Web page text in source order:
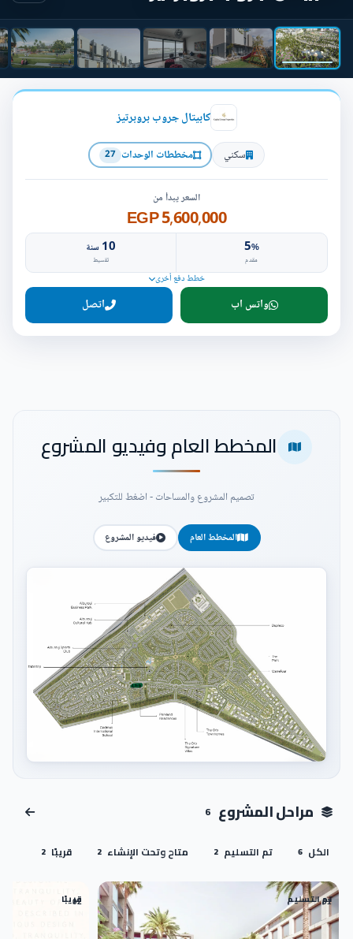
كابيتال جروب بروبرتيز
سكني مخططات الوحدات 27
السعر يبدأ من
5,600,000 EGP
5%
مقدم
10 سنة
تقسيط
خطط دفع أخرى
واتس اب اتصل
المخطط العام وفيديو المشروع
تصميم المشروع والمساحات - اضغط للتكبير
المخطط العام فيديو المشروع
اضغط للتكبير
مراحل المشروع 6
الكل 6 تم التسليم 2 متاح وتحت الإنشاء 2 قريبًا 2
تم التسليم
01 قريبًا
02